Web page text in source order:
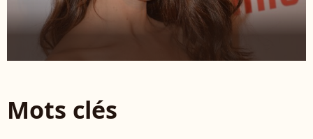
Mots clés